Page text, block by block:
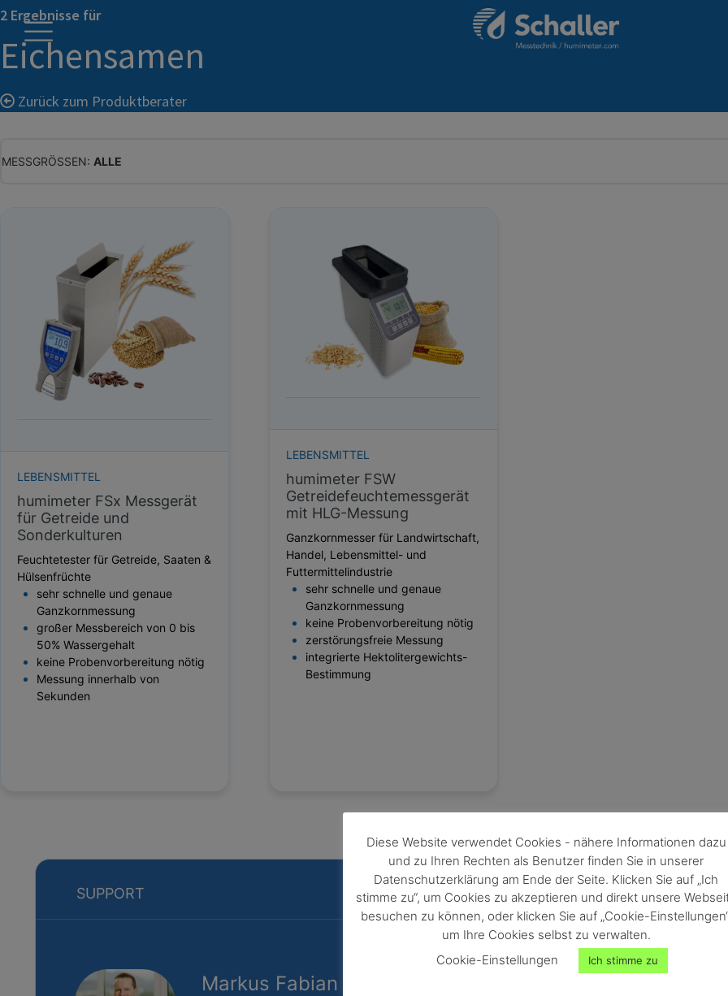
2 Ergebnisse für
Eichensamen
Zurück zum Produktberater
MESSGRÖSSEN: ALLE
HOLZFEUCHTE
RELATIVE FEUCHTE
ABSOLUTE FEUCHTE
GLEICHGEWICHTSFEUCHTE
WASSERAKTIVITÄT
TROCKENSUBSTANZ
HEKTOLITERGEWICHT
TAUPUNKT
LEBENSMITTEL
humimeter FSx Messgerät
für Getreide und
Sonderkulturen
Feuchtetester für Getreide, Saaten &
Hülsenfrüchte
sehr schnelle und genaue
Ganzkornmessung
großer Messbereich von 0 bis
50% Wassergehalt
keine Probenvorbereitung nötig
Messung innerhalb von
Sekunden
LEBENSMITTEL
humimeter FSW
Getreidefeuchtemessgerät
mit HLG-Messung
Ganzkornmesser für Landwirtschaft,
Handel, Lebensmittel- und
Futtermittelindustrie
sehr schnelle und genaue
Ganzkornmessung
keine Probenvorbereitung nötig
zerstörungsfreie Messung
integrierte Hektolitergewichts-
Bestimmung
SUPPORT
Markus Fabian
Diese Website verwendet Cookies - nähere Informationen dazu
und zu Ihren Rechten als Benutzer finden Sie in unserer
Datenschutzerklärung am Ende der Seite. Klicken Sie auf „Ich
stimme zu“, um Cookies zu akzeptieren und direkt unsere
besuchen zu können, oder klicken Sie auf „Cookie-
um Ihre Cookies selbst zu verwalten.
Cookie-Einstellungen
Ich stimme zu